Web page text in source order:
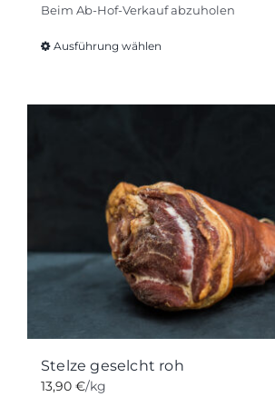
Beim Ab-Hof-Verkauf abzuholen
Ausführung wählen
Die
Optionen
können
auf
der
Produktseite
gewählt
werden
Stelze geselcht roh
13,90 €/kg